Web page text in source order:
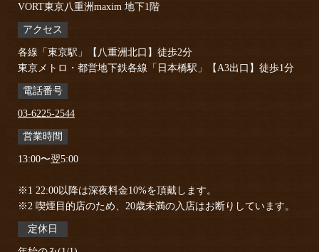
VORT東京八重洲maxim 地下1階
アクセス
各線「東京駅」【八重洲北口】徒歩2分
東京メトロ・都営地下鉄各線「日本橋駅」【A3出口】徒歩1分
電話番号
03-6225-2544
営業時間
13:00〜翌5:00
※1 22:00以降は深夜料金10%を頂戴します。
※2 喫煙目的店のため、20歳未満の入店はお断りしています。
定休日